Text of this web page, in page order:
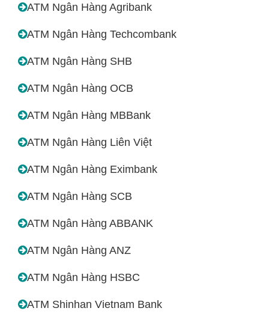
ATM Ngân Hàng Agribank
ATM Ngân Hàng Techcombank
ATM Ngân Hàng SHB
ATM Ngân Hàng OCB
ATM Ngân Hàng MBBank
ATM Ngân Hàng Liên Việt
ATM Ngân Hàng Eximbank
ATM Ngân Hàng SCB
ATM Ngân Hàng ABBANK
ATM Ngân Hàng ANZ
ATM Ngân Hàng HSBC
ATM Shinhan Vietnam Bank